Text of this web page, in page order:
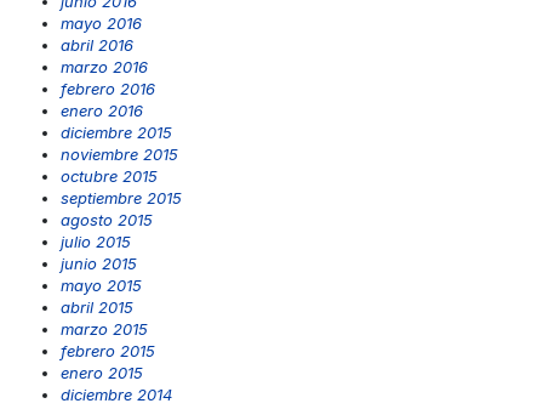
mayo 2016
abril 2016
marzo 2016
febrero 2016
enero 2016
diciembre 2015
noviembre 2015
octubre 2015
septiembre 2015
agosto 2015
julio 2015
junio 2015
mayo 2015
abril 2015
marzo 2015
febrero 2015
enero 2015
diciembre 2014